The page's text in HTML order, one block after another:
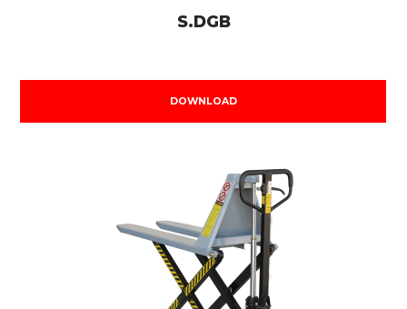
S.DGB
DOWNLOAD